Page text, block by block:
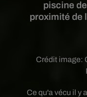
piscine
proximité de
Crédit image:
Ce qu'a vécu il y